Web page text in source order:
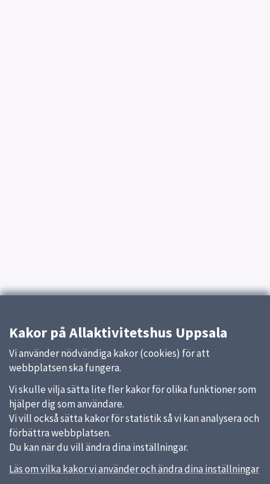
Kakor på Allaktivitetshus Uppsala
Vi använder nödvändiga kakor (cookies) för att
webbplatsen ska fungera.
Vi skulle vilja sätta lite fler kakor för olika funktioner som
hjälper dig som användare.
Vi vill också sätta kakor för statistik så vi kan analysera och
förbättra webbplatsen.
Du kan när du vill ändra dina inställningar.
Läs om vilka kakor vi använder och ändra dina inställningar